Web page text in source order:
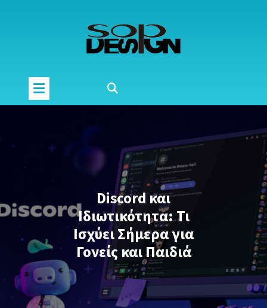
Discord και
Ιδιωτικότητα: Τι
Ισχύει Σήμερα για
Γονείς και Παιδιά